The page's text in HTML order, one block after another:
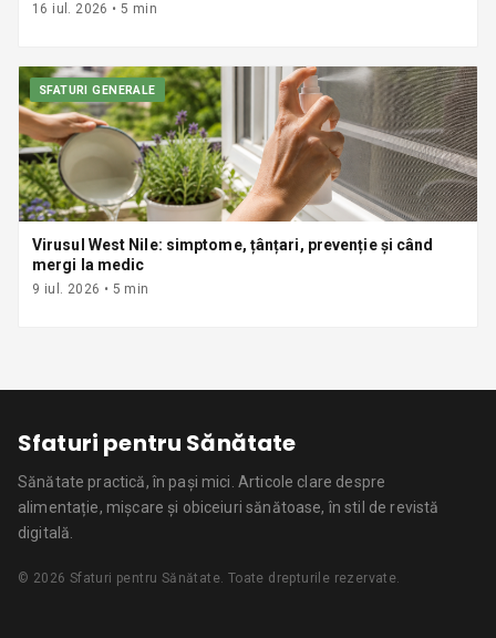
16 iul. 2026 •5 min
SFATURI GENERALE
Virusul West Nile: simptome, țânțari, prevenție și când
mergi la medic
9 iul. 2026 • 5 min
Sfaturi pentru Sănătate
Sănătate practică, în pași mici. Articole clare despre
alimentație, mișcare și obiceiuri sănătoase, în stil de revistă
digitală.
© 2026 Sfaturi pentru Sănătate. Toate drepturile rezervate.